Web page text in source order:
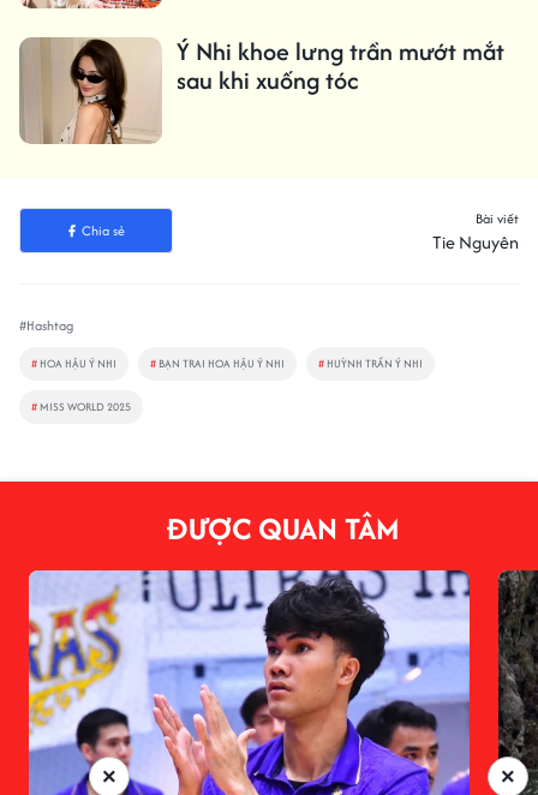
Ý Nhi khoe lưng trần mướt mắt
sau khi xuống tóc
Chia sẻ
Bài viết
Tie Nguyên
#Hashtag
# HOA HẬU Ý NHI # BẠN TRAI HOA HẬU Ý NHI # HUỲNH TRẦN Ý NHI
# MISS WORLD 2025
ĐƯỢC QUAN TÂM
×
×